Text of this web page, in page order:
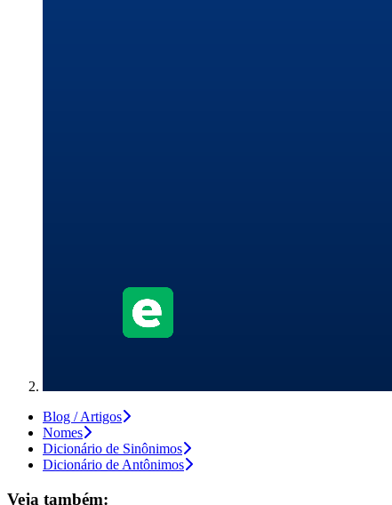
Blog / Artigos
Nomes
Dicionário de Sinônimos
Dicionário de Antônimos
Veja também: